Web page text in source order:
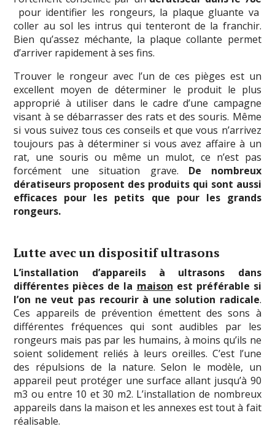
pour identifier les rongeurs, la plaque gluante va
coller au sol les intrus qui tenteront de la franchir.
Bien qu’assez méchante, la plaque collante permet
d’arriver rapidement à ses fins.
Trouver le rongeur avec l’un de ces pièges est un
excellent moyen de déterminer le produit le plus
approprié à utiliser dans le cadre d’une campagne
visant à se débarrasser des rats et des souris. Même
si vous suivez tous ces conseils et que vous n’arrivez
toujours pas à déterminer si vous avez affaire à un
rat, une souris ou même un mulot, ce n’est pas
forcément une situation grave. De nombreux
dératiseurs proposent des produits qui sont aussi
efficaces pour les petits que pour les grands
rongeurs.
Lutte avec un dispositif ultrasons
L’installation d’appareils à ultrasons dans
différentes pièces de la maison est préférable si
l’on ne veut pas recourir à une solution radicale.
Ces appareils de prévention émettent des sons à
différentes fréquences qui sont audibles par les
rongeurs mais pas par les humains, à moins qu’ils ne
soient solidement reliés à leurs oreilles. C’est l’une
des répulsions de la nature. Selon le modèle, un
appareil peut protéger une surface allant jusqu’à 90
m3 ou entre 10 et 30 m2. L’installation de nombreux
appareils dans la maison et les annexes est tout à fait
réalisable.